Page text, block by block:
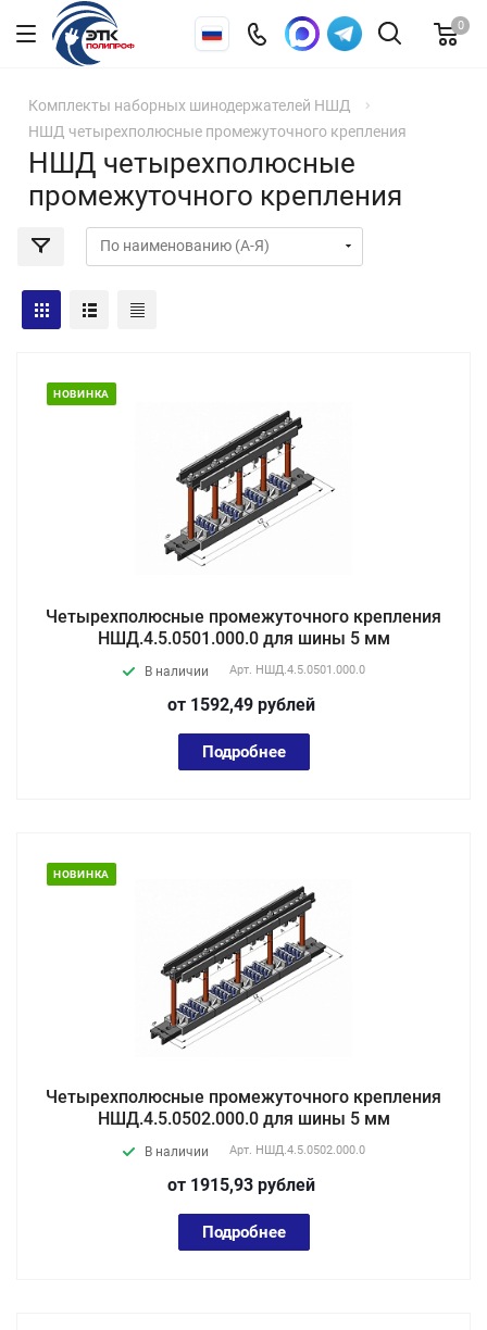
0
Комплекты наборных шинодержателей НШД
НШД четырехполюсные промежуточного крепления
НШД четырехполюсные
промежуточного крепления
НОВИНКА
Четырехполюсные промежуточного крепления
НШД.4.5.0501.000.0 для шины 5 мм
В наличии Арт. НШД.4.5.0501.000.0
от 1592,49 рублей
Подробнее
НОВИНКА
Четырехполюсные промежуточного крепления
НШД.4.5.0502.000.0 для шины 5 мм
В наличии Арт. НШД.4.5.0502.000.0
от 1915,93 рублей
Подробнее